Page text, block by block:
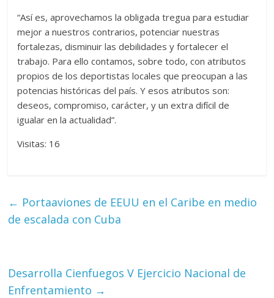
“Así es, aprovechamos la obligada tregua para estudiar
mejor a nuestros contrarios, potenciar nuestras
fortalezas, disminuir las debilidades y fortalecer el
trabajo. Para ello contamos, sobre todo, con atributos
propios de los deportistas locales que preocupan a las
potencias históricas del país. Y esos atributos son:
deseos, compromiso, carácter, y un extra difícil de
igualar en la actualidad”.
Visitas: 16
← Portaaviones de EEUU en el Caribe en medio
de escalada con Cuba
Desarrolla Cienfuegos V Ejercicio Nacional de
Enfrentamiento →